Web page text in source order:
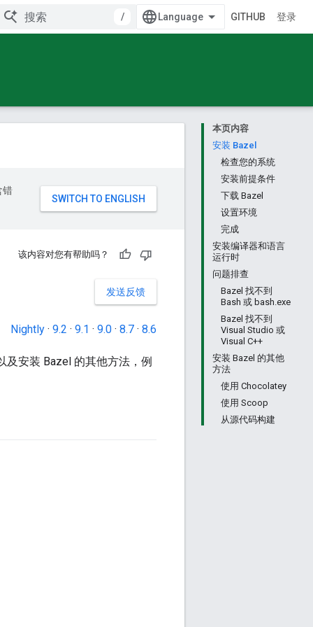
/ GITHUB 登录
本页内容
安装 Bazel
检查您的系统
安装前提条件
下载 Bazel
设置环境
完成
安装编译器和语言
运行时
问题排查
Bazel 找不到
Bash 或 bash.exe
Bazel 找不到
Visual Studio 或
Visual C++
安装 Bazel 的其他
方法
使用 Chocolatey
使用 Scoop
从源代码构建
错
该内容对您有帮助吗？
发送反馈
Nightly · 9.2 · 9.1 · 9.0 · 8.7 · 8.6
及安装 Bazel 的其他方法，例